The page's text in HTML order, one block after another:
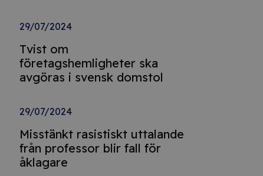
29/07/2024
Tvist om
företagshemligheter ska
avgöras i svensk domstol
29/07/2024
Misstänkt rasistiskt uttalande
från professor blir fall för
åklagare